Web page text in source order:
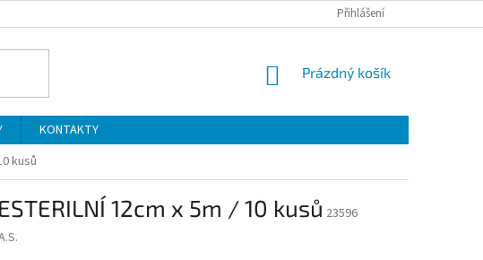
Přihlášení
NÁKUPNÍ
Prázdný košík
KONTAKTY
kusů
12cm x 5m / 10 kusů 23596